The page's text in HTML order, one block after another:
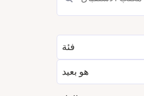
فئة
هو بعيد